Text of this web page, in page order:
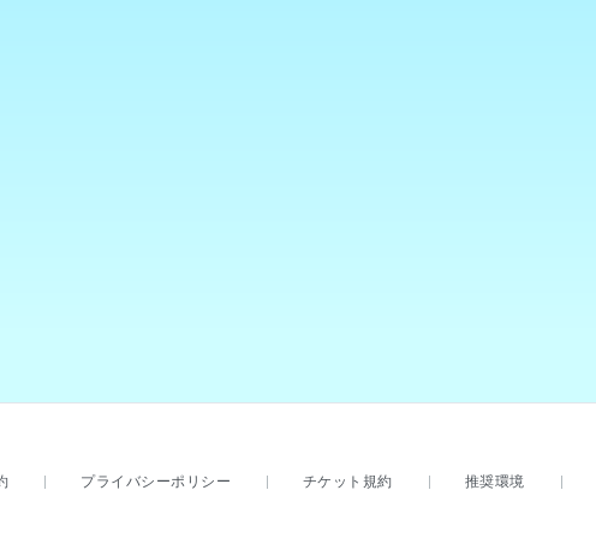
プライバシーポリシー チケット規約 推奨環境